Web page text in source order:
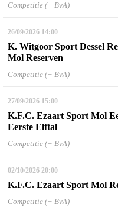
Competitie (+ BvA)
26/09/2026 14:00
K. Witgoor Sport Dessel
Mol Reserven
Competitie (+ BvA)
27/09/2026 15:00
K.F.C. Ezaart Sport Mol
Eerste Elftal
Competitie (+ BvA)
02/10/2026 20:00
K.F.C. Ezaart Sport Mol
Competitie (+ BvA)